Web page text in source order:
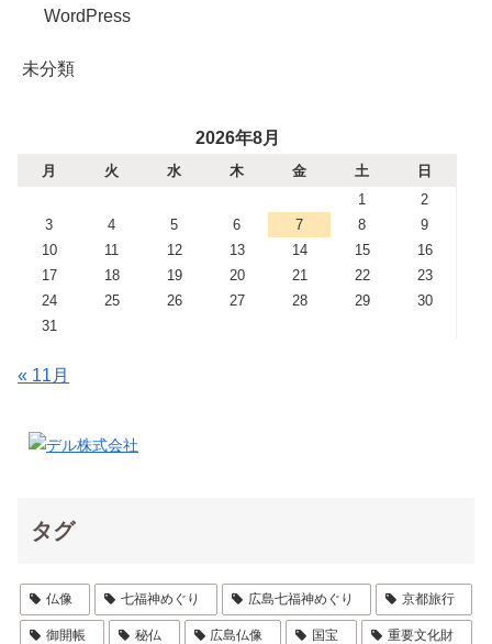
WordPress
未分類
2026年8月
月 火 水 木 金 土
日
1
2
3
4 5 6 7 8
9
10
11 12 13 14 15
16
17
18 19 20 21 22
23
24
25 26 27 28 29
30
31
« 11月
タグ
仏像 七福神めぐり 広島七福神めぐり 京都旅行
御開帳 秘仏 広島仏像 国宝 重要文化財